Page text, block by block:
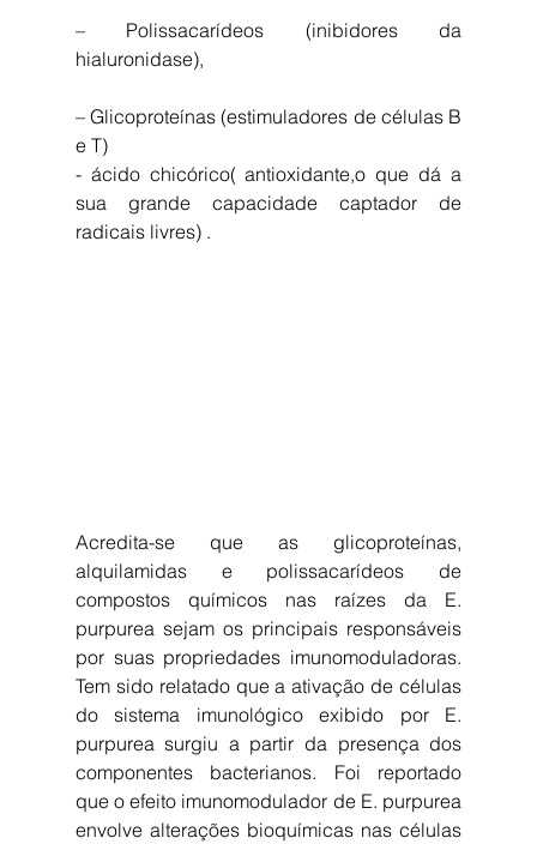
– Polissacarídeos (inibidores da
hialuronidase),
– Glicoproteínas (estimuladores de células B
e T)
- ácido chicórico( antioxidante,o que dá a
sua grande capacidade captador de
radicais livres) .
Acredita-se que as glicoproteínas,
alquilamidas e polissacarídeos de
compostos químicos nas raízes da E.
purpurea sejam os principais responsáveis
por suas propriedades imunomoduladoras.
Tem sido relatado que a ativação de células
do sistema imunológico exibido por E.
purpurea surgiu a partir da presença dos
componentes bacterianos. Foi reportado
que o efeito imunomodulador de E. purpurea
envolve alterações bioquímicas nas células